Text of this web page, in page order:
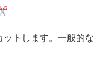
トします。一般的な